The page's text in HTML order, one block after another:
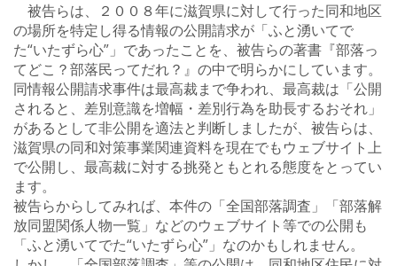
被告らは、２００８年に滋賀県に対して行った同和地区
の場所を特定し得る情報の公開請求が「ふと湧いてで
た“いたずら心”」であったことを、被告らの著書『部落っ
てどこ？部落民ってだれ？』の中で明らかにしています。
同情報公開請求事件は最高裁まで争われ、最高裁は「公開
されると、差別意識を増幅・差別行為を助長するおそれ」
があるとして非公開を適法と判断しましたが、被告らは、
滋賀県の同和対策事業関連資料を現在でもウェブサイト上
で公開し、最高裁に対する挑発ともとれる態度をとってい
ます。
被告らからしてみれば、本件の「全国部落調査」「部落解
放同盟関係人物一覧」などのウェブサイト等での公開も
「ふと湧いてでた“いたずら心”」なのかもしれません。